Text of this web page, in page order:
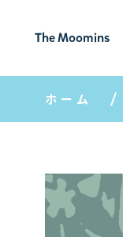
The Moomins
ムーミンの
世界
ホーム